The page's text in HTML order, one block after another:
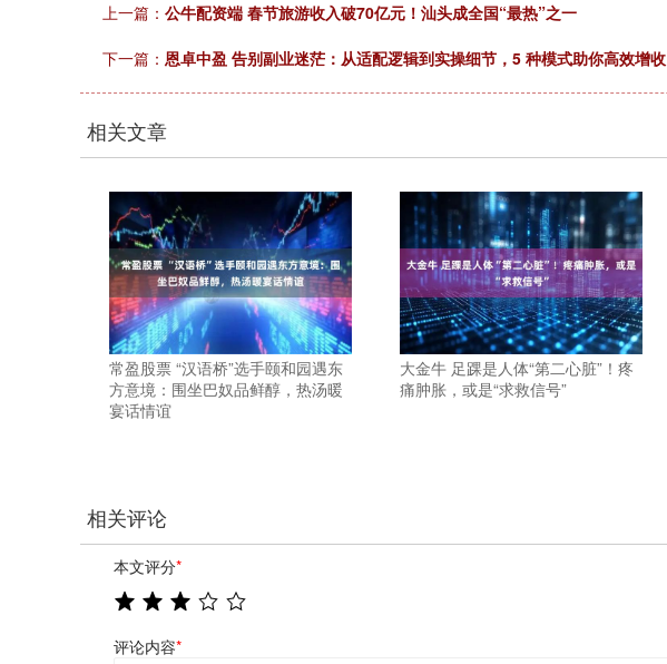
上一篇： 公牛配资端 春节旅游收入破70亿元！汕头成全国“最热”之一
下一篇： 恩卓中盈 告别副业迷茫：从适配逻辑到实操细节，5 种模式助你高效增收
相关文章
常盈股票 “汉语桥”选手颐和园遇东
方意境：围坐巴奴品鲜醇，热汤暖
宴话情谊
大金牛 足踝是人体“第二心脏”！疼
痛肿胀，或是“求救信号”
相关评论
本文评分*
评论内容*